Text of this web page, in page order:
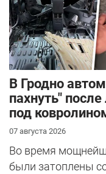
В Гродно
пахнуть"
под
07 августа 2026
Во время
были затоплены